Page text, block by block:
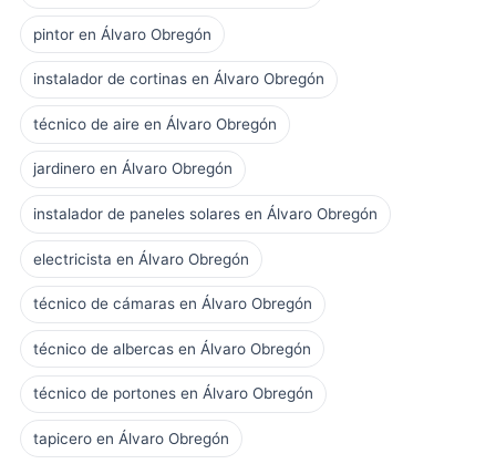
pintor en Álvaro Obregón
instalador de cortinas en Álvaro Obregón
técnico de aire en Álvaro Obregón
jardinero en Álvaro Obregón
instalador de paneles solares en Álvaro Obregón
electricista en Álvaro Obregón
técnico de cámaras en Álvaro Obregón
técnico de albercas en Álvaro Obregón
técnico de portones en Álvaro Obregón
tapicero en Álvaro Obregón